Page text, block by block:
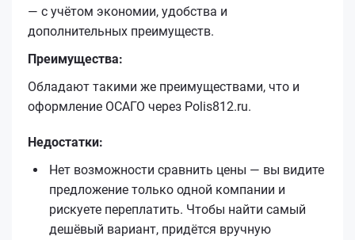
— с учётом экономии, удобства и
дополнительных преимуществ.
Преимущества:
Обладают такими же преимуществами, что и
оформление ОСАГО через Polis812.ru.
Недостатки:
Нет возможности сравнить цены — вы видите
предложение только одной компании и
рискуете переплатить. Чтобы найти самый
дешёвый вариант, придётся вручную